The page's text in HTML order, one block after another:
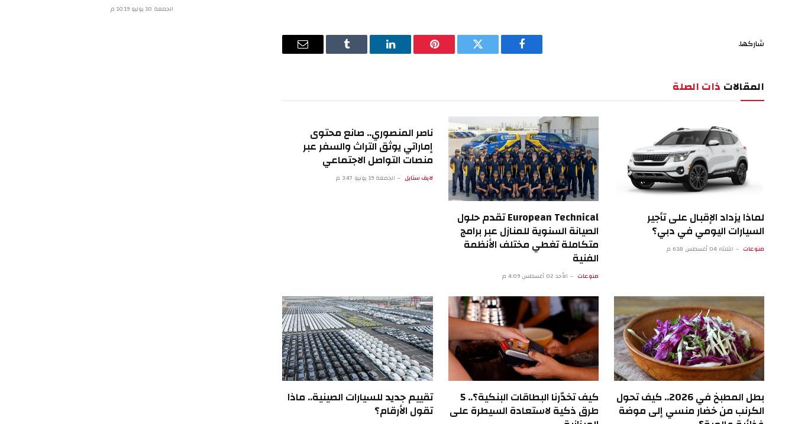
شاركها.
فيسبوك تويتر بينتيريستلينكدإن Tumblr
البريد
المقالات ذات الصلة
لماذا يزداد الإقبال على تأجير
السيارات اليومي في دبي؟
منوعات الثلاثاء 04 أغسطس 6:18 م
European Technical تقدم حلول
الصيانة السنوية للمنازل عبر برامج
متكاملة تغطي مختلف الأنظمة
الفنية
منوعات الأحد 02 أغسطس 4:09 م
ناصر المنصوري.. صانع محتوى
إماراتي يوثق التراث والسفر عبر
منصات التواصل الاجتماعي
لايف ستايل الجمعة 19 يونيو 3:47 م
بطل المطبخ في 2026.. كيف تحول
الكرنب من خضار منسي إلى موضة
كيف تخدّرنا البطاقات البنكية؟.. 5
طرق ذكية لاستعادة السيطرة على
تقييم جديد للسيارات الصينية.. ماذا
تقول الأرقام؟
الجمعة 10 يوليو 10:19 م